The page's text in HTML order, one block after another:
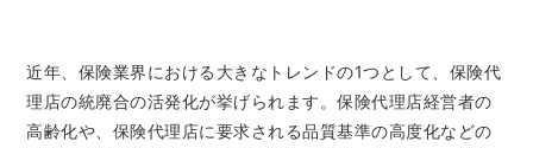
近年、保険業界における大きなトレンドの1つとして、保険代
理店の統廃合の活発化が挙げられます。保険代理店経営者の
高齢化や、保険代理店に要求される品質基準の高度化などの